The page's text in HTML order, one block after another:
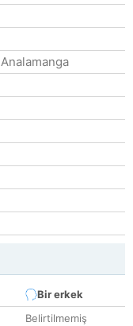
Analamanga
Bir erkek
Belirtilmemiş